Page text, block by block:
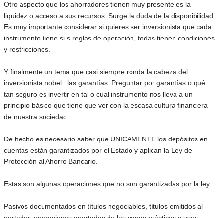
Otro aspecto que los ahorradores tienen muy presente es la
liquidez o acceso a sus recursos. Surge la duda de la disponibilidad.
Es muy importante considerar si quieres ser inversionista que cada
instrumento tiene sus reglas de operación, todas tienen condiciones
y restricciones.
Y finalmente un tema que casi siempre ronda la cabeza del
inversionista nobel: las garantías. Preguntar por garantías o qué
tan seguro es invertir en tal o cual instrumento nos lleva a un
principio básico que tiene que ver con la escasa cultura financiera
de nuestra sociedad.
De hecho es necesario saber que UNICAMENTE los depósitos en
cuentas están garantizados por el Estado y aplican la Ley de
Protección al Ahorro Bancario.
Estas son algunas operaciones que no son garantizadas por la ley:
Pasivos documentados en títulos negociables, títulos emitidos al